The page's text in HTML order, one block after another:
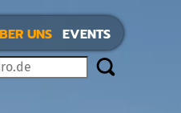
UNS EVENTS